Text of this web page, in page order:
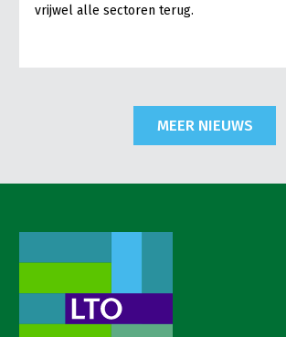
vrijwel alle sectoren terug.
MEER NIEUWS